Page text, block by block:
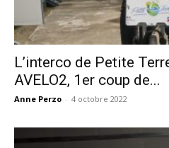
L’interco de Petite
AVELO2, 1er coup de...
Anne Perzo - 4 octobre 2022